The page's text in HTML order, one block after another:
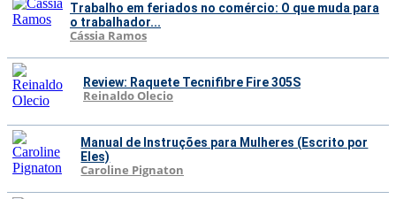
Trabalho em feriados no comércio: O que muda para
o trabalhador...
Cássia Ramos
Review: Raquete Tecnifibre Fire 305S
Reinaldo Olecio
Manual de Instruções para Mulheres (Escrito por
Eles)
Caroline Pignaton